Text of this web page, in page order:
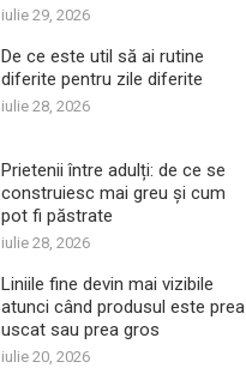
iulie 29, 2026
De ce este util să ai rutine
diferite pentru zile diferite
iulie 28, 2026
Prietenii între adulți: de ce se
construiesc mai greu și cum
pot fi păstrate
iulie 28, 2026
Liniile fine devin mai vizibile
atunci când produsul este prea
uscat sau prea gros
iulie 20, 2026